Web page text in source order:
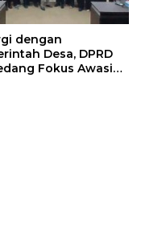
dengan
Desa, DPRD
Fokus Awasi